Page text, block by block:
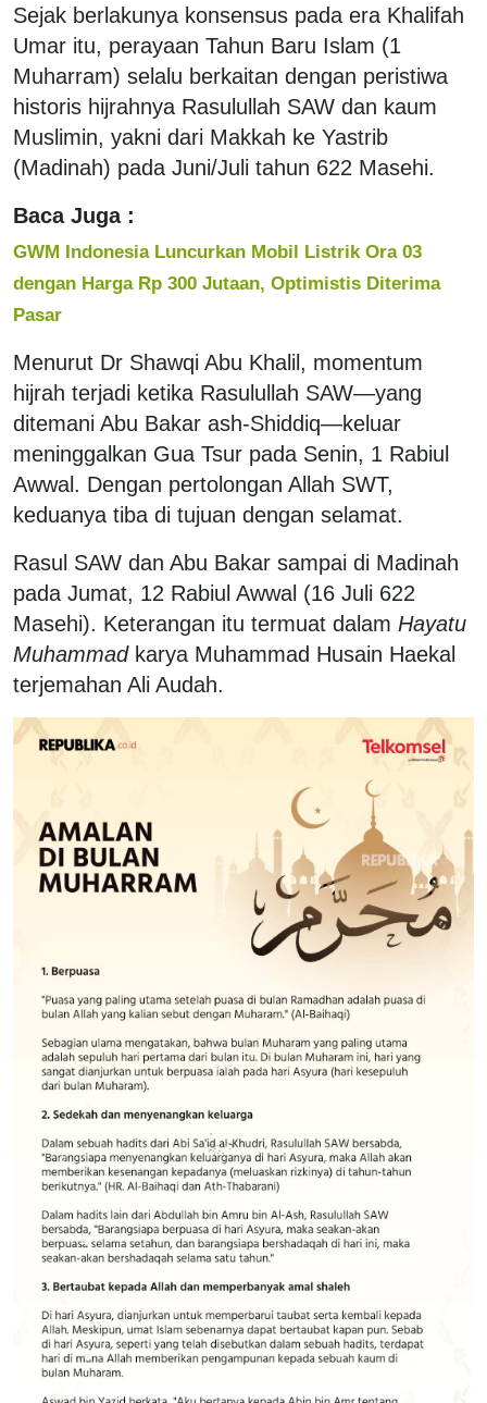
Sejak berlakunya konsensus pada era Khalifah
Umar itu, perayaan Tahun Baru Islam (1
Muharram) selalu berkaitan dengan peristiwa
historis hijrahnya Rasulullah SAW dan kaum
Muslimin, yakni dari Makkah ke Yastrib
(Madinah) pada Juni/Juli tahun 622 Masehi.
Baca Juga :
GWM Indonesia Luncurkan Mobil Listrik Ora 03
dengan Harga Rp 300 Jutaan, Optimistis Diterima
Pasar
Menurut Dr Shawqi Abu Khalil, momentum
hijrah terjadi ketika Rasulullah SAW—yang
ditemani Abu Bakar ash-Shiddiq—keluar
meninggalkan Gua Tsur pada Senin, 1 Rabiul
Awwal. Dengan pertolongan Allah SWT,
keduanya tiba di tujuan dengan selamat.
Rasul SAW dan Abu Bakar sampai di Madinah
pada Jumat, 12 Rabiul Awwal (16 Juli 622
Masehi). Keterangan itu termuat dalam Hayatu
Muhammadkarya Muhammad Husain Haekal
terjemahan Ali Audah.